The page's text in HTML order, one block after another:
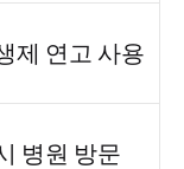
제 연고 사용
병원 방문